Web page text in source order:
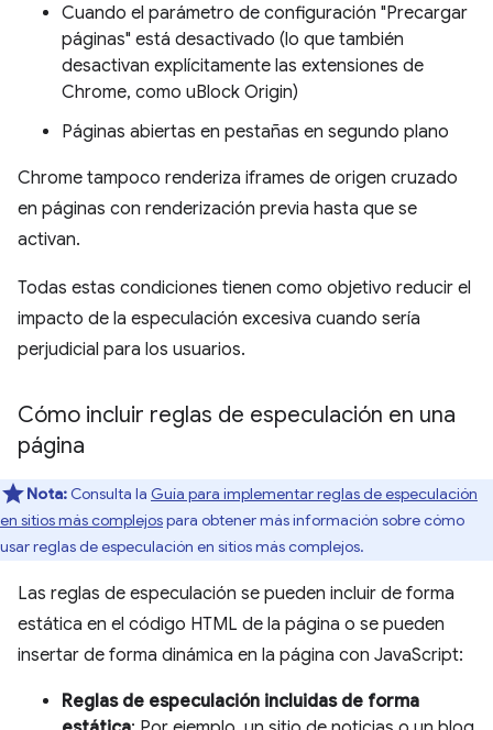
Cuando el parámetro de configuración "Precargar
páginas" está desactivado (lo que también
desactivan explícitamente las extensiones de
Chrome, como uBlock Origin)
Páginas abiertas en pestañas en segundo plano
Chrome tampoco renderiza iframes de origen cruzado
en páginas con renderización previa hasta que se
activan.
Todas estas condiciones tienen como objetivo reducir el
impacto de la especulación excesiva cuando sería
perjudicial para los usuarios.
Cómo incluir reglas de especulación en una
página
Nota: Consulta la Guía para implementar reglas de especulación
en sitios más complejospara obtener más información sobre cómo
usar reglas de especulación en sitios más complejos.
Las reglas de especulación se pueden incluir de forma
estática en el código HTML de la página o se pueden
insertar de forma dinámica en la página con JavaScript:
Reglas de especulación incluidas de forma